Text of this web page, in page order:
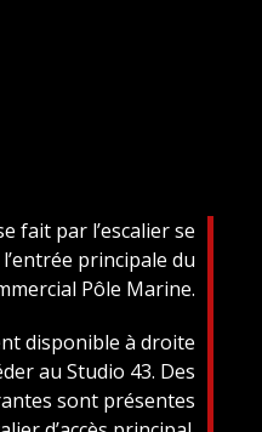
fait par l’escalier se
principale du
Pôle Marine.
disponible à droite
au Studio 43. Des
sont présentes